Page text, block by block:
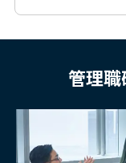
管理職